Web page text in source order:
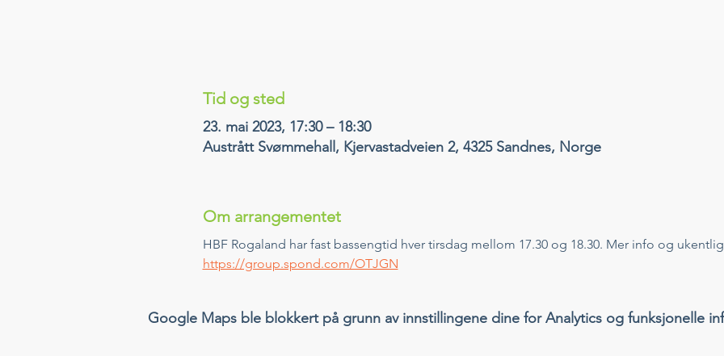
Tid og sted
23. mai 2023, 17:30 – 18:30
Austrått Svømmehall, Kjervastadveien 2, 4325 Sandnes, Norge
Om arrangementet
HBF Rogaland har fast bassengtid hver tirsdag mellom 17.30 og 18.30. Mer info og
https://group.spond.com/OTJGN
Google Maps ble blokkert på grunn av innstillingene dine for Analytics og funksjonelle